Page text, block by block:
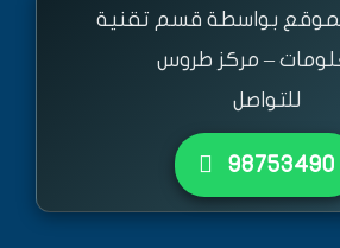
بواسطة قسم تقنية
– مركز طروس
للتواصل
٩٨٧٥٣٤٩٠